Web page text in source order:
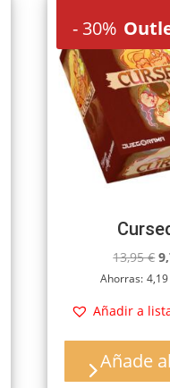
- 30%
13,95€El
Ahorras:
Añadir a
Añade